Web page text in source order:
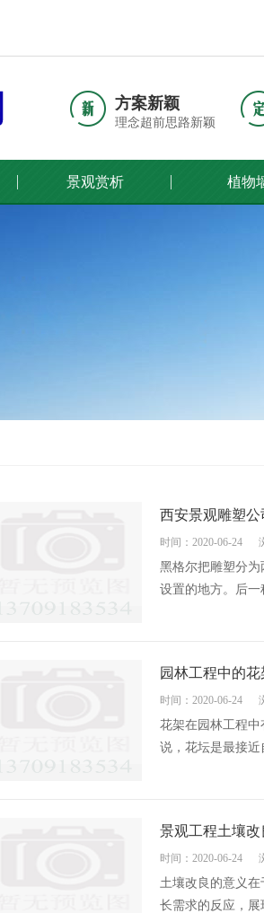
方案新颖
理念超前思路新颖
景观赏析 植物
西安景观雕塑
时间：2020-06-24
黑格尔把雕塑分
设置的地方。后一
园林工程中的
时间：2020-06-24
花架在园林工程
说，花坛是最接近
景观工程土壤改
时间：2020-06-24
土壤改良的意义
长需求的反应，展